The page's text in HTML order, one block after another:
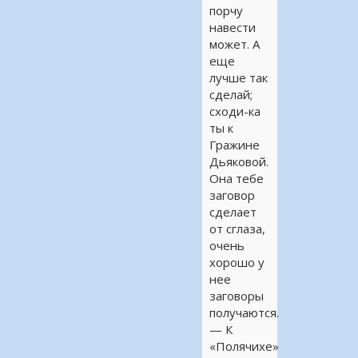
порчу
навести
может. А
еще
лучше так
сделай;
сходи-ка
ты к
Гражине
Дьяковой.
Она тебе
заговор
сделает
от сглаза,
очень
хорошо у
нее
заговоры
получаются.
— К
«Полячихе»